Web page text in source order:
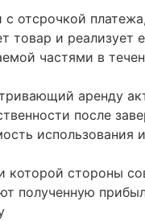
отсрочкой
товар и реализует
частями в
аренду
после
использования
стороны
полученную